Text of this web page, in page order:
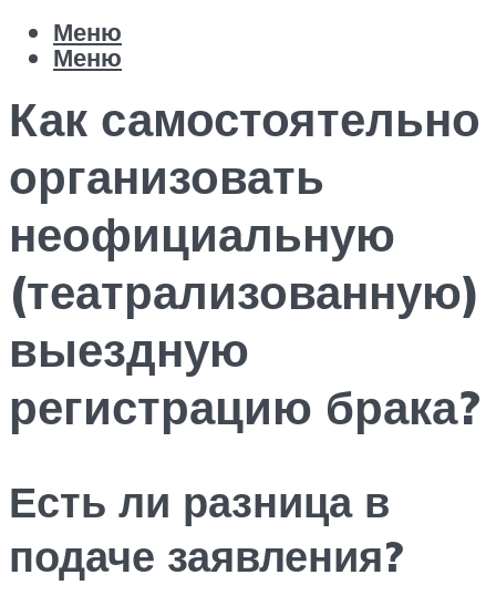
Меню
Меню
Как самостоятельно
организовать
неофициальную
(театрализованную)
выездную
регистрацию брака?
Есть ли разница в
подаче заявления?